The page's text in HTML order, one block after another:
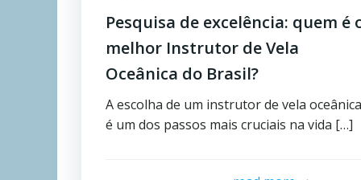
Pesquisa de excelência: quem é
melhor Instrutor de Vela
Oceânica do Brasil?
A escolha de um instrutor de vela oceânica
é um dos passos mais cruciais na vida […]